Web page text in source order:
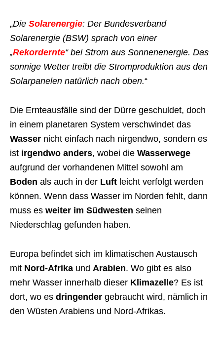
„Die Solarenergie: Der Bundesverband
Solarenergie (BSW) sprach von einer
„Rekordernte“ bei Strom aus Sonnenenergie. Das
sonnige Wetter treibt die Stromproduktion aus den
Solarpanelen natürlich nach oben.“
Die Ernteausfälle sind der Dürre geschuldet, doch
in einem planetaren System verschwindet das
Wasser nicht einfach nach nirgendwo, sondern es
ist irgendwo anders, wobei die Wasserwege
aufgrund der vorhandenen Mittel sowohl am
Boden als auch in der Luft leicht verfolgt werden
können. Wenn dass Wasser im Norden fehlt, dann
muss es weiter im Südwesten seinen
Niederschlag gefunden haben.
Europa befindet sich im klimatischen Austausch
mit Nord-Afrika und Arabien. Wo gibt es also
mehr Wasser innerhalb dieser Klimazelle? Es ist
dort, wo es dringender gebraucht wird, nämlich in
den Wüsten Arabiens und Nord-Afrikas.